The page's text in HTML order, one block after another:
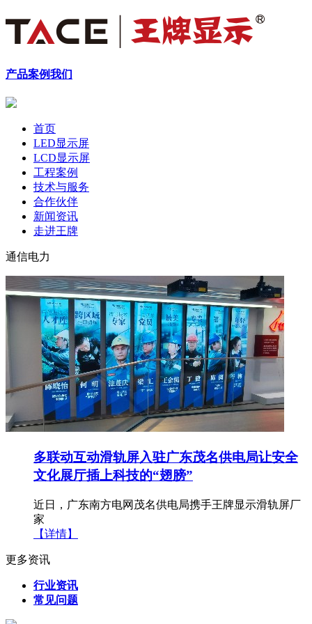
产品案例我们
首页
LED显示屏
LCD显示屏
工程案例
技术与服务
合作伙伴
新闻资讯
走进王牌
通信电力
多联动互动滑轨屏入驻广东茂名供电局让安全
文化展厅插上科技的“翅膀”
近日，广东南方电网茂名供电局携手王牌显示滑轨屏厂
家
【详情】
更多资讯
行业资讯
常见问题